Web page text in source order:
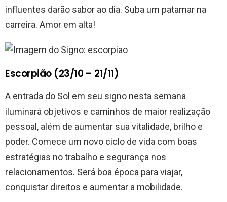
influentes darão sabor ao dia. Suba um patamar na
carreira. Amor em alta!
Escorpião (23/10 – 21/11)
A entrada do Sol em seu signo nesta semana
iluminará objetivos e caminhos de maior realização
pessoal, além de aumentar sua vitalidade, brilho e
poder. Comece um novo ciclo de vida com boas
estratégias no trabalho e segurança nos
relacionamentos. Será boa época para viajar,
conquistar direitos e aumentar a mobilidade.